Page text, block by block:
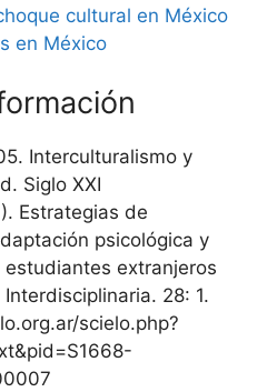
cultural en México
en México
Interculturalismo y
Siglo XXI
Estrategias de
psicológica y
extranjeros
28: 1.
scielo.php?